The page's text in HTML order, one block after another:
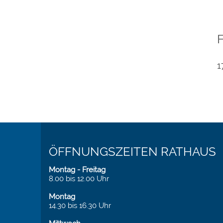
ÖFFNUNGSZEITEN RATHAUS
Montag - Freitag
8.00 bis 12.00 Uhr
Montag
14.30 bis 16.30 Uhr